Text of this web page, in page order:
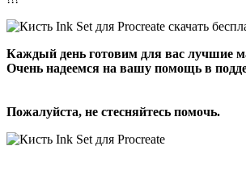
Каждый день готовим для вас лучшие
Очень надеемся на вашу помощь в
Пожалуйста, не стесняйтесь помочь.